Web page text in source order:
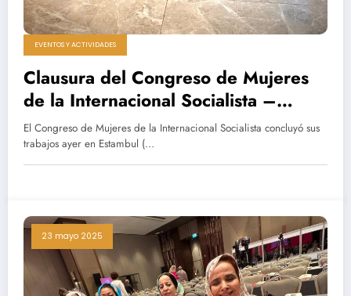
EVENTOS Y ACTIVIDADES
Clausura del Congreso de Mujeres
de la Internacional Socialista –
Participación activa del Movimiento
Saharaui por la Paz
El Congreso de Mujeres de la Internacional Socialista concluyó sus
trabajos ayer en Estambul (…
23 mayo 2025